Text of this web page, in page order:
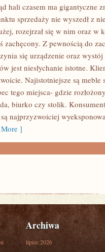
hali czasem ma gigantyczne
sprzedaży nie wyszedł z
rozejrzał się w nim oraz w
zachęcony. Z pewnością do
się urządzenie oraz
jest niesłychanie istotne.
Najistotniejsze są meble
tego miejsca- gdzie
biurko czy stolik.
najprzyzwoiciej
]
Archiwa
lipiec 2026